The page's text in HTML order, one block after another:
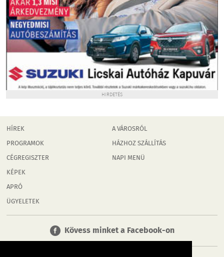
HIRDETÉS
HÍREK
PROGRAMOK
CÉGREGISZTER
KÉPEK
APRÓ
ÜGYELETEK
A VÁROSRÓL
HÁZHOZ SZÁLLÍTÁS
NAPI MENÜ
Kövess minket a Facebook-on